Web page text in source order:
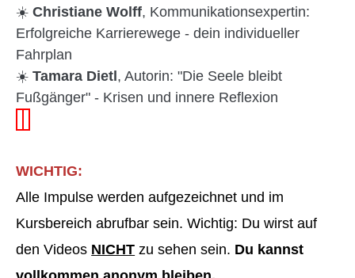
☀️Christiane Wolff, Kommunikationsexpertin:
Erfolgreiche Karrierewege - dein individueller
Fahrplan
☀️Tamara Dietl , Autorin: "Die Seele bleibt
Fußgänger" - Krisen und innere Reflexion
WICHTIG:
Alle Impulse werden aufgezeichnet und im
Kursbereich abrufbar sein. Wichtig: Du wirst auf
den Videos NICHT zu sehen sein. Du kannst